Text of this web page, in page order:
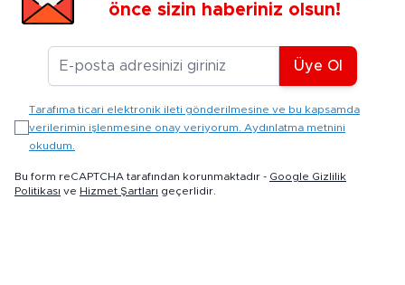
önce sizin haberiniz olsun!
E-posta Adresiniz
Üye Ol
Tarafıma ticari elektronik ileti gönderilmesine ve bu kapsamda
verilerimin işlenmesine onay veriyorum. Aydınlatma metnini
okudum.
Bu form reCAPTCHA tarafından korunmaktadır - Google Gizlilik
Politikası ve Hizmet Şartları geçerlidir.